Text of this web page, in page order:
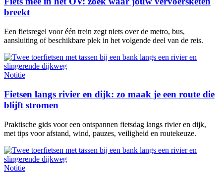
breekt
Een fietsregel voor één trein zegt niets over de metro, bus,
aansluiting of beschikbare plek in het volgende deel van de reis.
Notitie
Fietsen langs rivier en dijk: zo maak je een route die
blijft stromen
Praktische gids voor een ontspannen fietsdag langs rivier en dijk,
met tips voor afstand, wind, pauzes, veiligheid en routekeuze.
Notitie